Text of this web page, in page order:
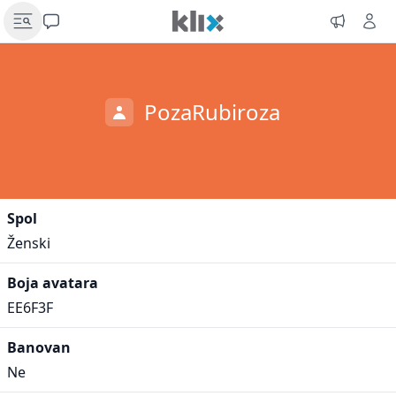
PozaRubiroza
Spol
Ženski
Boja avatara
EE6F3F
Banovan
Ne